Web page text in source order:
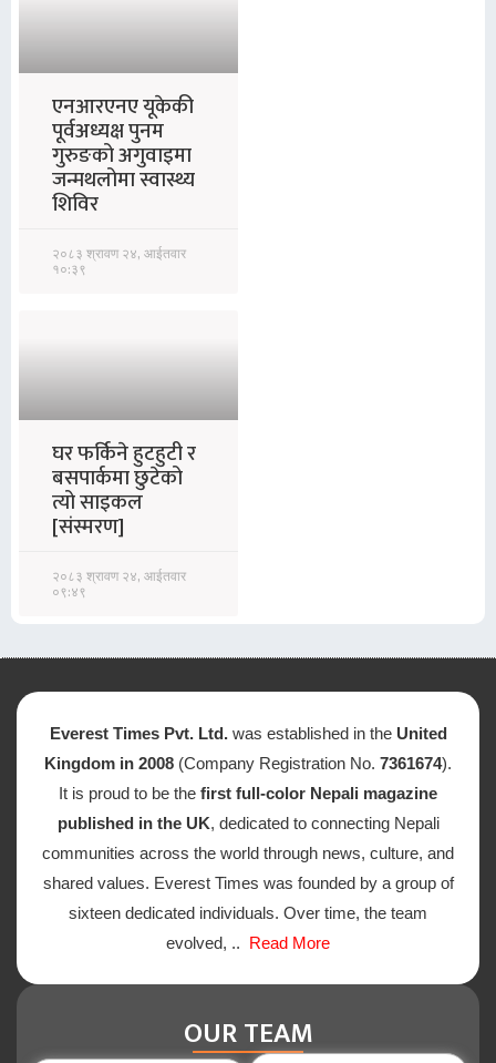
एनआरएनए यूकेकी
पूर्वअध्यक्ष पुनम
गुरुङको अगुवाइमा
जन्मथलोमा स्वास्थ्य
शिविर
२०८३ श्रावण २४, आईतवार
१०:३९
घर फर्किने हुटहुटी र
बसपार्कमा छुटेको
त्यो साइकल
[संस्मरण]
२०८३ श्रावण २४, आईतवार
०९:४९
Everest Times Pvt. Ltd. was established in the United
Kingdom in 2008 (Company Registration No. 7361674).
It is proud to be the first full-color Nepali magazine
published in the UK, dedicated to connecting Nepali
communities across the world through news, culture, and
shared values. Everest Times was founded by a group of
sixteen dedicated individuals. Over time, the team
evolved, .. Read More
OUR TEAM